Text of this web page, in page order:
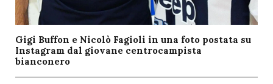
Gigi Buffon e Nicolò Fagioli in una foto postata su
Instagram dal giovane centrocampista
bianconero